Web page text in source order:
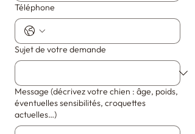
Téléphone
Sujet de votre demande
Message (décrivez votre chien : âge, poids,
éventuelles sensibilités, croquettes
actuelles…)